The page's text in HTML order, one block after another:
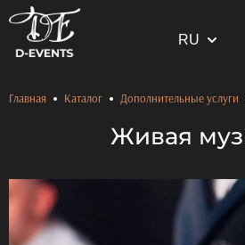
RU
Главная Каталог Дополнительные услуги
Живая